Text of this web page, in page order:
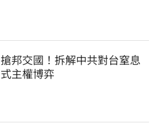
搶邦交國！拆解中共對台窒息
式主權博弈